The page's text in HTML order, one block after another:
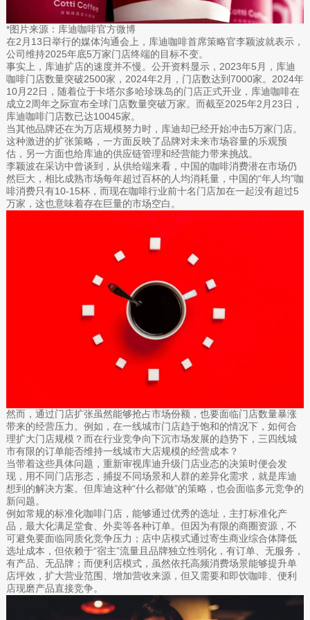
*图片来源：库迪咖啡官方微博
在2月13日举行的媒体沟通会上，库迪咖啡首席策略官李颖波就表示，
公司维持2025年底5万家门店终端的目标不变。
事实上，库迪扩店的速度并不慢。公开资料显示，2023年5月，库迪
咖啡门店数量突破2500家，2024年2月，门店数达到7000家。2024年
10月22日，随着位于卡塔尔多哈珍珠岛的门店正式开业，库迪咖啡在
成立2周年之际宣布全球门店数量突破万家。而截至2025年2月23日，
库迪咖啡门店数已达10045家。
当其他品牌还在为万店规模努力时，库迪却已经开始冲击5万家门店。
这种激进的扩张策略，一方面反映了品牌对未来市场容量的乐观预
估，另一方面也给库迪的供应链管理和经营能力带来挑战。
李颖波在采访中曾谈到，从供给端来看，中国的咖啡消费潜在市场仍
然巨大，相比成熟市场每年超过百杯的人均消耗量，中国的“年人均”咖
啡消费只有10-15杯，而现在咖啡行业前十名门店加在一起没有超过5
万家，这也意味着存在巨量的市场空白。
然而，通过门店扩张虽然能够抢占市场份额，也要面临门店数量暴涨
带来的经营压力。例如，在一线城市门店趋于饱和的情况下，如何合
理扩大门店规模？而在行业竞争向下沉市场发展的趋势下，三四线城
市有限的订单能否维持一线城市大店规模的经营成本？
当带着这些具体问题，重新审视库迪升级门店业态的决策时便会发
现，用不同门店形态，捕捉不同场景和人群的差异化需求，就是库迪
想到的解决方案。但库迪这种“什么都做”的策略，也会面临多元竞争的
新问题。
例如常规的标准化咖啡门店，能够通过优秀的选址，主打标准化产
品，最大化满足堂食、外卖等各种订单。但因为有限的商圈资源，不
可避免要面临同质化竞争压力；店中店模式通过寄生商业综合体降低
选址成本，但依赖于“宿主”流量且品牌独立性弱化，有订单、无服务，
有产品、无品牌；而便利店模式，虽然依托高频消费场景能够提升单
店坪效，扩大营业范围、增加营收来源，但又需要和即饮咖啡、便利
店现磨产品直接竞争。